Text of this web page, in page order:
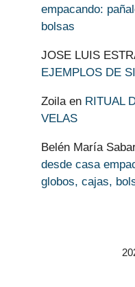
empacando:
bolsas
JOSE LUIS
EJEMPLOS DE
Zoilaen RITUAL
VELAS
Belén María
desde casa
globos, cajas,